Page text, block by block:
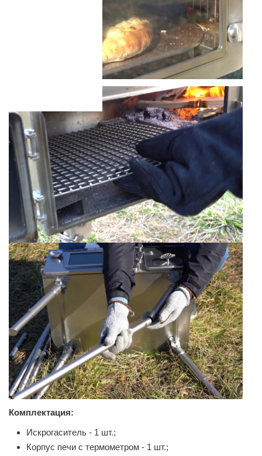
Комплектация:
Искрогаситель - 1 шт.;
Корпус печи c термометром - 1 шт.;